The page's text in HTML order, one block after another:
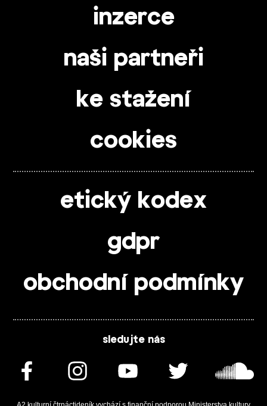
inzerce
naši partneři
ke stažení
cookies
etický kodex
gdpr
obchodní podmínky
sledujte nás